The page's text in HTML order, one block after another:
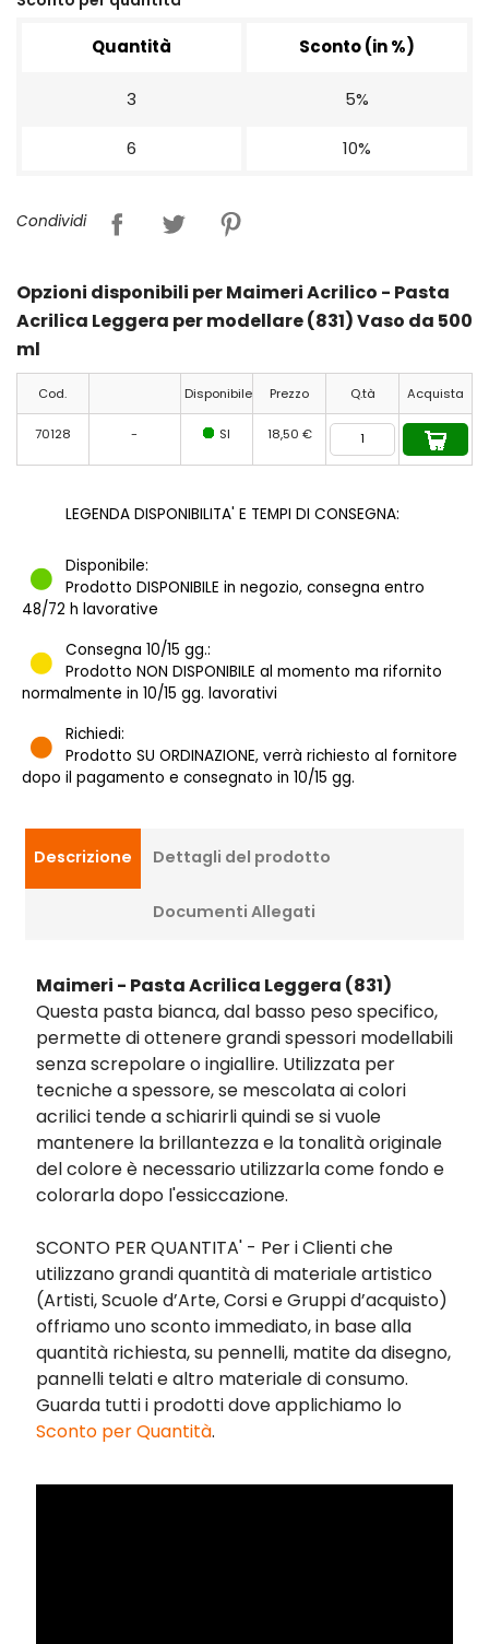
Quantità Sconto (in %)
3 5%
6 10%
Condividi
Opzioni disponibili per Maimeri Acrilico - Pasta
Acrilica Leggera per modellare (831) Vaso da 500
ml
Cod. Disponibile Prezzo Q.tà Acquista
70128 - SI 18,50 €
LEGENDA DISPONIBILITA' E TEMPI DI CONSEGNA:
Disponibile:
Prodotto DISPONIBILE in negozio, consegna entro
48/72 h lavorative
Consegna 10/15 gg.:
Prodotto NON DISPONIBILE al momento ma rifornito
normalmente in 10/15 gg. lavorativi
Richiedi:
Prodotto SU ORDINAZIONE, verrà richiesto al fornitore
dopo il pagamento e consegnato in 10/15 gg.
Descrizione Dettagli del prodotto
Documenti Allegati
Maimeri - Pasta Acrilica Leggera (831)
Questa pasta bianca, dal basso peso specifico,
permette di ottenere grandi spessori modellabili
senza screpolare o ingiallire. Utilizzata per
tecniche a spessore, se mescolata ai colori
acrilici tende a schiarirli quindi se si vuole
mantenere la brillantezza e la tonalità originale
del colore è necessario utilizzarla come fondo e
colorarla dopo l'essiccazione.
SCONTO PER QUANTITA' - Per i Clienti che
utilizzano grandi quantità di materiale artistico
(Artisti, Scuole d’Arte, Corsi e Gruppi d’acquisto)
offriamo uno sconto immediato, in base alla
quantità richiesta, su pennelli, matite da disegno,
pannelli telati e altro materiale di consumo.
Guarda tutti i prodotti dove applichiamo lo
Sconto per Quantità.